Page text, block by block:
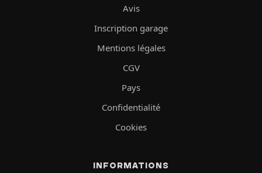
Avis
Inscription garage
Mentions légales
CGV
Pays
Confidentialité
Cookies
INFORMATIONS